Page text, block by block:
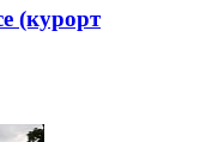
(курорт